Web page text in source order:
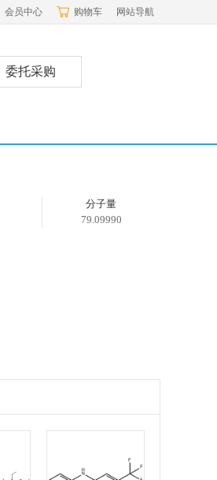
会员中心 购物车 网站导航
委托采购
分子量
79.09990